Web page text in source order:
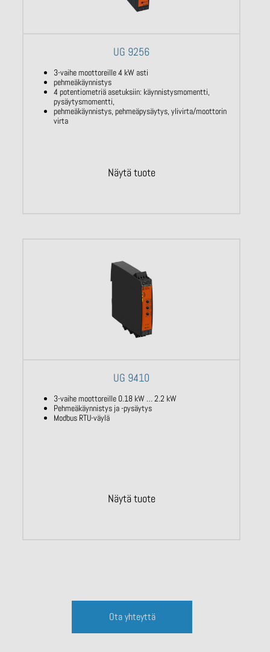
UG 9256
3-vaihe moottoreille 4 kW asti
pehmeäkäynnistys
4 potentiometriä asetuksiin: käynnistysmomentti,
pysäytysmomentti,
pehmeäkäynnistys, pehmeäpysäytys, ylivirta/moottorin
virta
Näytä tuote
UG 9410
3-vaihe moottoreille 0.18 kW … 2.2 kW
Pehmeäkäynnistys ja -pysäytys
Modbus RTU-väylä
Näytä tuote
Ota yhteyttä